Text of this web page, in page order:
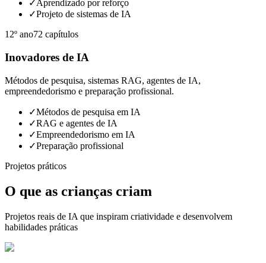
✓Aprendizado por reforço
✓Projeto de sistemas de IA
12º ano72 capítulos
Inovadores de IA
Métodos de pesquisa, sistemas RAG, agentes de IA,
empreendedorismo e preparação profissional.
✓Métodos de pesquisa em IA
✓RAG e agentes de IA
✓Empreendedorismo em IA
✓Preparação profissional
Projetos práticos
O que as crianças criam
Projetos reais de IA que inspiram criatividade e desenvolvem
habilidades práticas